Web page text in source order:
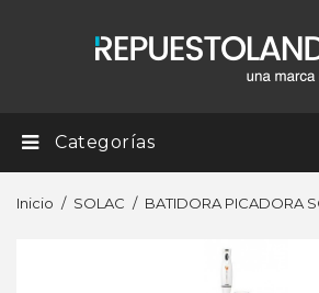
Categorías
Inicio SOLAC BATIDORA PICADORA